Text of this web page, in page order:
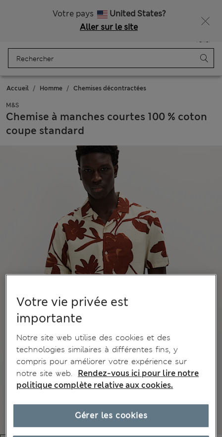
Votre pays
United States?
Aller sur le site
Panier
Accueil Homme Chemises décontractées
M&S
Chemise à manches courtes 100 % coton
coupe standard
Votre vie privée est
importante
Notre site web utilise des cookies et des
technologies similaires à différentes fins, y
compris pour améliorer votre expérience sur
notre site web.
Rendez-vous ici pour lire notre
politique complète relative aux cookies.
Gérer les cookies